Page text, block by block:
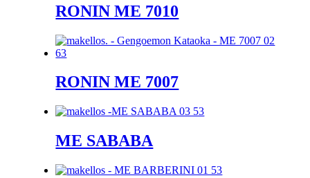
RONIN ME 7010
RONIN ME 7007
ME SABABA